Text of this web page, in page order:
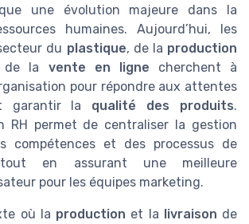
une évolution majeure dans la
humaines. Aujourd’hui, les
du plastique, de la production
de la vente en ligne cherchent à
pour répondre aux attentes
garantir la qualité des produits.
RH permet de centraliser la gestion
compétences et des processus de
tout en assurant une meilleure
pour les équipes marketing.
où la production et la livraison de